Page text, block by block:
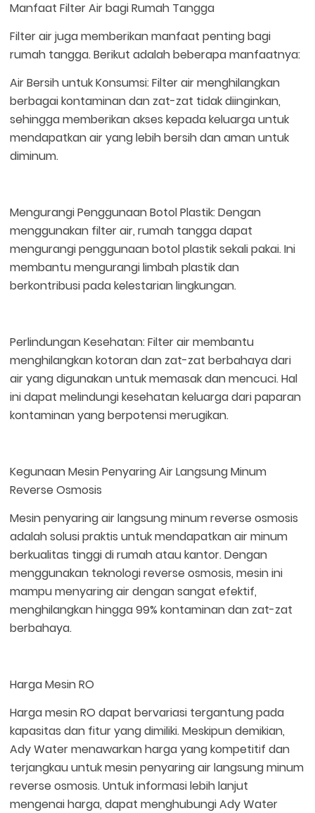
Manfaat Filter Air bagi Rumah Tangga
Filter air juga memberikan manfaat penting bagi
rumah tangga. Berikut adalah beberapa manfaatnya:
Air Bersih untuk Konsumsi: Filter air menghilangkan
berbagai kontaminan dan zat-zat tidak diinginkan,
sehingga memberikan akses kepada keluarga untuk
mendapatkan air yang lebih bersih dan aman untuk
diminum.
Mengurangi Penggunaan Botol Plastik: Dengan
menggunakan filter air, rumah tangga dapat
mengurangi penggunaan botol plastik sekali pakai. Ini
membantu mengurangi limbah plastik dan
berkontribusi pada kelestarian lingkungan.
Perlindungan Kesehatan: Filter air membantu
menghilangkan kotoran dan zat-zat berbahaya dari
air yang digunakan untuk memasak dan mencuci. Hal
ini dapat melindungi kesehatan keluarga dari paparan
kontaminan yang berpotensi merugikan.
Kegunaan Mesin Penyaring Air Langsung Minum
Reverse Osmosis
Mesin penyaring air langsung minum reverse osmosis
adalah solusi praktis untuk mendapatkan air minum
berkualitas tinggi di rumah atau kantor. Dengan
menggunakan teknologi reverse osmosis, mesin ini
mampu menyaring air dengan sangat efektif,
menghilangkan hingga 99% kontaminan dan zat-zat
berbahaya.
Harga Mesin RO
Harga mesin RO dapat bervariasi tergantung pada
kapasitas dan fitur yang dimiliki. Meskipun demikian,
Ady Water menawarkan harga yang kompetitif dan
terjangkau untuk mesin penyaring air langsung minum
reverse osmosis. Untuk informasi lebih lanjut
mengenai harga, dapat menghubungi Ady Water